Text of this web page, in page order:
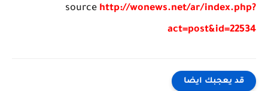
source http://wonews.net/ar/index.php?
act=post&id=22534
قد يعجبك ايضا